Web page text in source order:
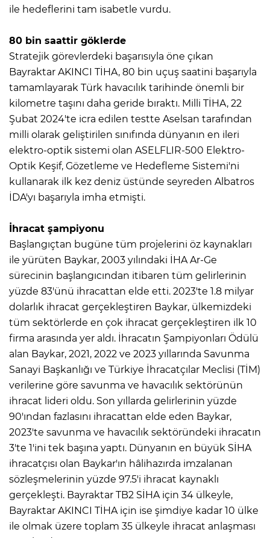
ile hedeflerini tam isabetle vurdu.
80 bin saattir göklerde
Stratejik görevlerdeki başarısıyla öne çıkan
Bayraktar AKINCI TİHA, 80 bin uçuş saatini başarıyla
tamamlayarak Türk havacılık tarihinde önemli bir
kilometre taşını daha geride bıraktı. Milli TİHA, 22
Şubat 2024'te icra edilen testte Aselsan tarafından
milli olarak geliştirilen sınıfında dünyanın en ileri
elektro-optik sistemi olan ASELFLIR-500 Elektro-
Optik Keşif, Gözetleme ve Hedefleme Sistemi'ni
kullanarak ilk kez deniz üstünde seyreden Albatros
İDA'yı başarıyla imha etmişti.
İhracat şampiyonu
Başlangıçtan bugüne tüm projelerini öz kaynakları
ile yürüten Baykar, 2003 yılındaki İHA Ar-Ge
sürecinin başlangıcından itibaren tüm gelirlerinin
yüzde 83'ünü ihracattan elde etti. 2023'te 1.8 milyar
dolarlık ihracat gerçekleştiren Baykar, ülkemizdeki
tüm sektörlerde en çok ihracat gerçekleştiren ilk 10
firma arasında yer aldı. İhracatın Şampiyonları Ödülü
alan Baykar, 2021, 2022 ve 2023 yıllarında Savunma
Sanayi Başkanlığı ve Türkiye İhracatçılar Meclisi (TİM)
verilerine göre savunma ve havacılık sektörünün
ihracat lideri oldu. Son yıllarda gelirlerinin yüzde
90'ından fazlasını ihracattan elde eden Baykar,
2023'te savunma ve havacılık sektöründeki ihracatın
3'te 1'ini tek başına yaptı. Dünyanın en büyük SİHA
ihracatçısı olan Baykar'ın hâlihazırda imzalanan
sözleşmelerinin yüzde 97.5'i ihracat kaynaklı
gerçekleşti. Bayraktar TB2 SİHA için 34 ülkeyle,
Bayraktar AKINCI TİHA için ise şimdiye kadar 10 ülke
ile olmak üzere toplam 35 ülkeyle ihracat anlaşması